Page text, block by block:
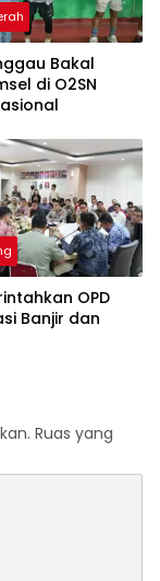
Bakal
di O2SN
OPD
Banjir dan
Ruas yang